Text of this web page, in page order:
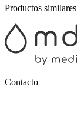
Productos similares
Contacto